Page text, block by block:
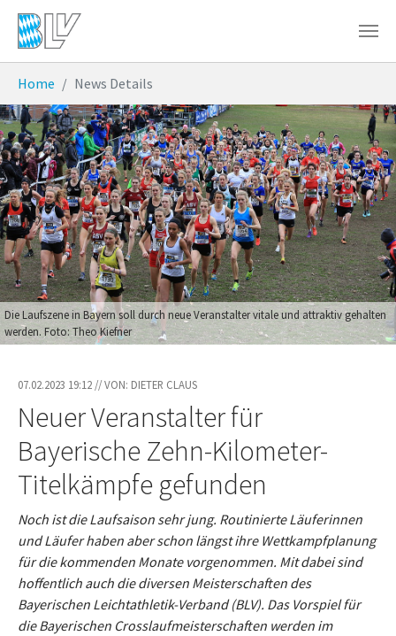
Zum Hauptinhalt springen
Home News Details
Die Laufszene in Bayern soll durch neue Veranstalter vitale und attraktiv gehalten
werden. Foto: Theo Kiefner
07.02.2023 19:12 // VON: DIETER CLAUS
Neuer Veranstalter für
Bayerische Zehn-Kilometer-
Titelkämpfe gefunden
Noch ist die Laufsaison sehr jung. Routinierte Läuferinnen
und Läufer haben aber schon längst ihre Wettkampfplanung
für die kommenden Monate vorgenommen. Mit dabei sind
hoffentlich auch die diversen Meisterschaften des
Bayerischen Leichtathletik-Verband (BLV). Das Vorspiel für
die Bayerischen Crosslaufmeisterschaften werden im